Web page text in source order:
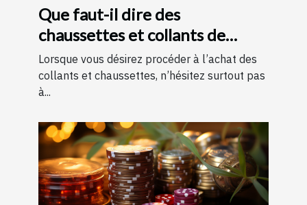
Que faut-il dire des
chaussettes et collants de
contention ?
Lorsque vous désirez procéder à l’achat des
collants et chaussettes, n’hésitez surtout pas
à...